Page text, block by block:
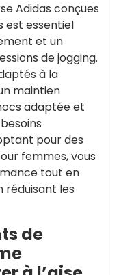
Adidas conçues
est essentiel
et un
de jogging.
à la
maintien
adaptée et
pour des
femmes, vous
tout en
réduisant les
de